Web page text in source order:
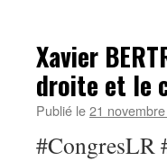
Xavier
droite et le
Publié le21 novembre
#CongresLR